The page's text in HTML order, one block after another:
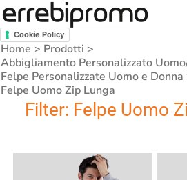
Cookie Policy
Home > Prodotti >
Abbigliamento Personalizzato
Felpe Personalizzate Uomo e Donna
Felpe Uomo Zip Lunga
Filter: Felpe Uomo